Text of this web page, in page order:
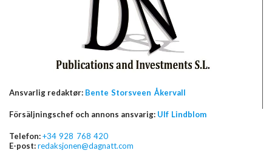
Ansvarlig redaktør: Bente Storsveen Åkervall
Försäljningschef och annons ansvarig: Ulf Lindblom
Telefon:+34 928 768 420
E-post:redaksjonen@dagnatt.com